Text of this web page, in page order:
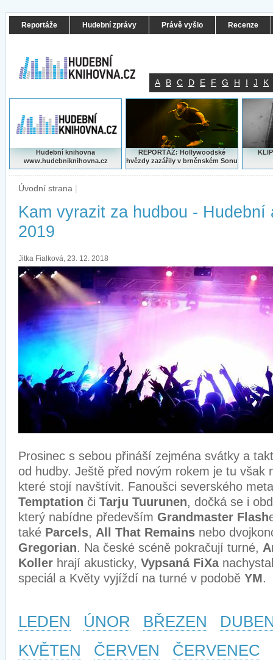
Reportáže Hudební zprávy Právě vyšlo Recenze
A B C D E F G H I J K
Hudební knihovna
www.hudebniknihovna.cz
REPORTÁŽ: Hollywoodské
hvězdy zazářily v brněnském Sonu
Úvodní strana |
Kam vyrazit za hudbou - Hudební
2019
Jitka Fialková, 23. 12. 2018
Prosinec s sebou přináší zejména svátky a
od hudby. Ještě před novým rokem je tu však
které stojí navštívit. Fanoušci severského
Temptation či Tarju Tuurunen, dočká se i
který nabídne především Grandmaster Flash
také Parcels, All That Remains nebo
Gregorian. Na české scéně pokračují turné,
Koller hrají akusticky, Vypsaná FiXa
speciál a Květy vyjíždí na turné v podobě YM.
LEDEN ÚNOR BŘEZEN
KVĚTEN
ČERVEN
ČERVENEC